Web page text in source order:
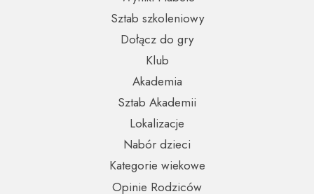
Opinie Rodziców
Nabór dzieci
Kategorie wiekowe
Lokalizacje
Sztab szkoleniowy
Sztab Akademii
Dołącz do gry
Akademia
Klub